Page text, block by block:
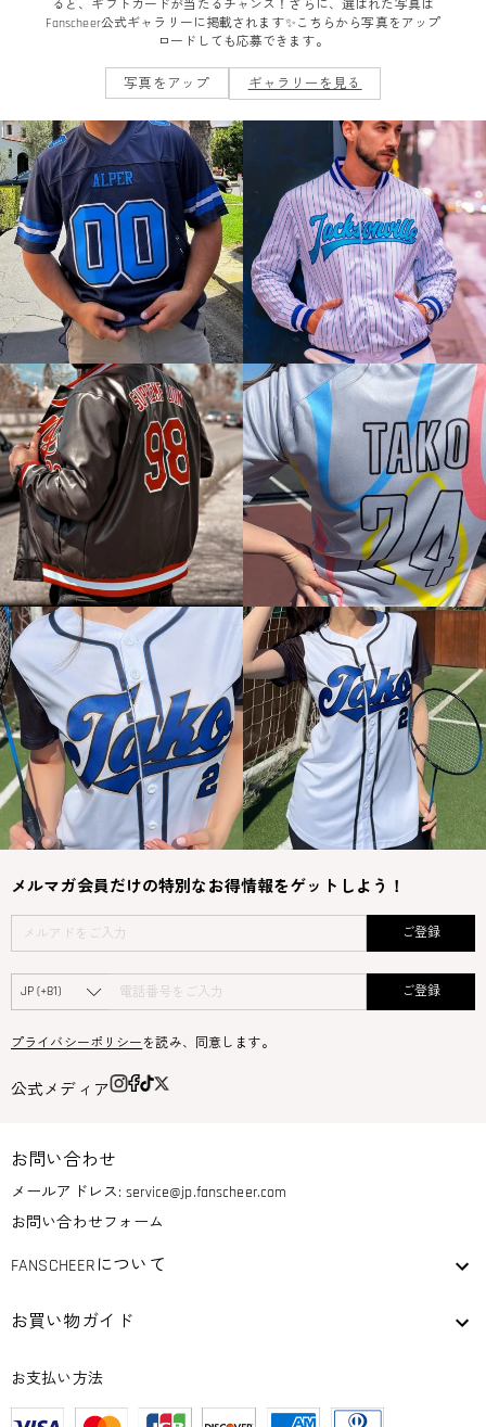
ると、ギフトカードが当たるチャンス！さらに、選ばれた写真は
Fanscheer公式ギャラリーに掲載されます✨こちらから写真をアップ
ロードしても応募できます。
写真をアップ ギャラリーを見る
メルマガ会員だけの特別なお得情報をゲットしよう！
ご登録
ご登録
プライバシーポリシー を読み、同意します。
公式メディア
お問い合わせ
メールアドレス:service@jp.fanscheer.com
お問い合わせフォーム
FANSCHEERについて
お買い物ガイド
お支払い方法